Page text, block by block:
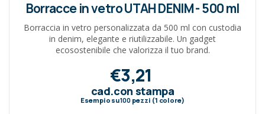
Borracce in vetro UTAH DENIM - 500 ml
Borraccia in vetro personalizzata da 500 ml con custodia
in denim, elegante e riutilizzabile. Un gadget
ecosostenibile che valorizza il tuo brand.
€3,21
cad.con stampa
Esempio su100pezzi (1 colore)